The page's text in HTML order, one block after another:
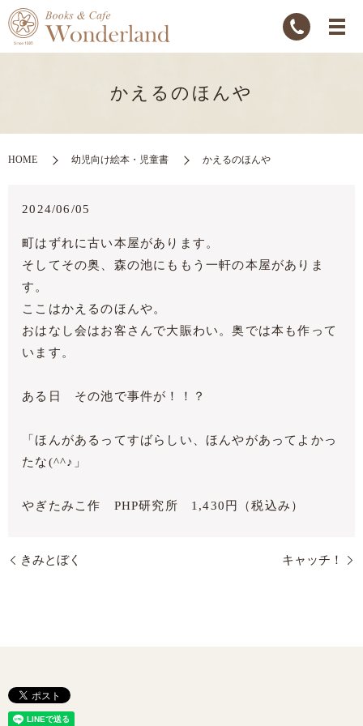
かえるのほんや
HOME 幼児向け絵本・児童書 かえるのほんや
2024/06/05
町はずれに古い本屋があります。
そしてその奥、森の池にももう一軒の本屋がありま
す。
ここはかえるのほんや。
おはなし会はお客さんで大賑わい。奥では本も作って
います。
ある日 その池で事件が！！？
「ほんがあるってすばらしい、ほんやがあってよかっ
たな(^^♪」
やぎたみこ作 PHP研究所 1,430円（税込み）
きみとぼく キャッチ！